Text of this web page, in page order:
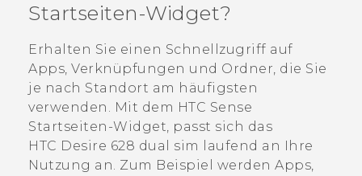
VIVERSE
UNTERSTÜTZUNG
HTC-Geräte und Zubehör
Anmelden
Startseiten-Widget?
Erhalten Sie einen Schnellzugriff auf
Apps, Verknüpfungen und Ordner, die Sie
je nach Standort am häufigsten
verwenden. Mit dem HTC Sense
Startseiten-Widget, passt sich das
HTC Desire 628 dual sim
laufend an Ihre
Nutzung an. Zum Beispiel werden Apps,